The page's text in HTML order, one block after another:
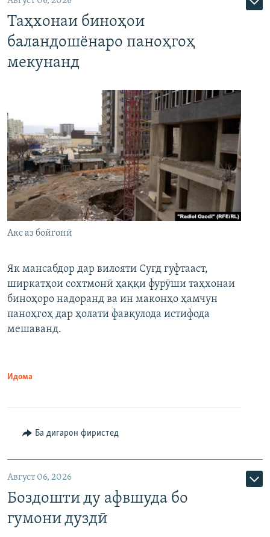
Таҳхонаи биноҳои
баландошёнаро паноҳгоҳ
мекунанд
Акс аз бойгонӣ
Як мансабдор дар вилояти Суғд гуфтааст,
ширкатҳои сохтмонӣ ҳаққи фурӯши таҳхонаи
биноҳоро надоранд ва ин маконҳо ҳамчун
паноҳгоҳ дар ҳолати фавқулода истифода
мешаванд.
Идома
Ба дигарон фиристед
Август 06, 2026
Боздошти ду афвшуда бо
гумони дуздӣ